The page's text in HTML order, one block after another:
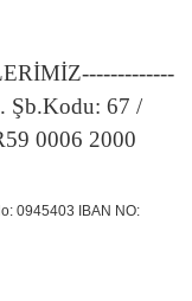
Şb.Kodu: 67 /
0006 2000
0945403 IBAN NO: